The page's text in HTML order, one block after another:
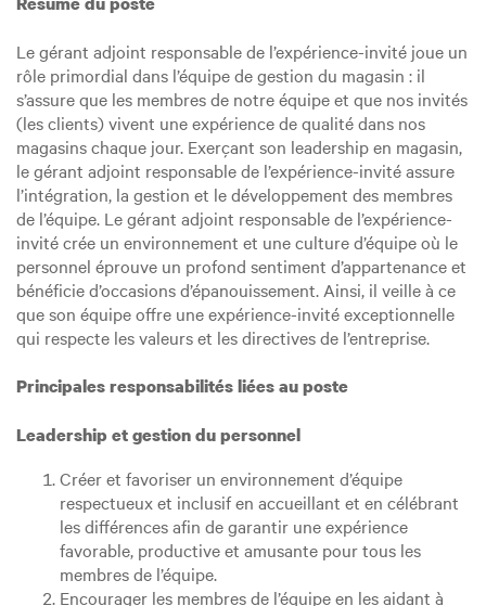
Le gérant adjoint responsable de l’expérience-invité joue un
rôle primordial dans l’équipe de gestion du magasin : il
s’assure que les membres de notre équipe et que nos invités
(les clients) vivent une expérience de qualité dans nos
magasins chaque jour. Exerçant son leadership en magasin,
le gérant adjoint responsable de l’expérience-invité assure
l’intégration, la gestion et le développement des membres
de l’équipe. Le gérant adjoint responsable de l’expérience-
invité crée un environnement et une culture d’équipe où le
personnel éprouve un profond sentiment d’appartenance et
bénéficie d’occasions d’épanouissement. Ainsi, il veille à ce
que son équipe offre une expérience-invité exceptionnelle
qui respecte les valeurs et les directives de l’entreprise.
Principales responsabilités liées au poste
Leadership et gestion du personnel
Créer et favoriser un environnement d’équipe
respectueux et inclusif en accueillant et en célébrant
les différences afin de garantir une expérience
favorable, productive et amusante pour tous les
membres de l’équipe.
Encourager les membres de l’équipe en les aidant à